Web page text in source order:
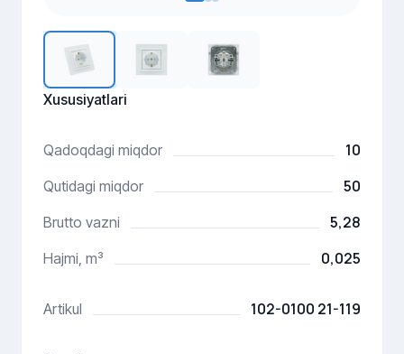
Xususiyatlari
Qadoqdagi miqdor 10
Qutidagi miqdor 50
Brutto vazni 5,28
Hajmi, m³ 0,025
Artikul 102-0100 21-119